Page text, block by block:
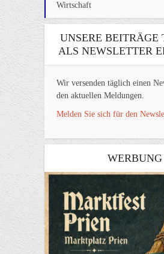
Wirtschaft
UNSERE BEITRÄGE
ALS NEWSLETTER
Wir versenden täglich einen
den aktuellen Meldungen.
Melden Sie sich für den
WERBUNG